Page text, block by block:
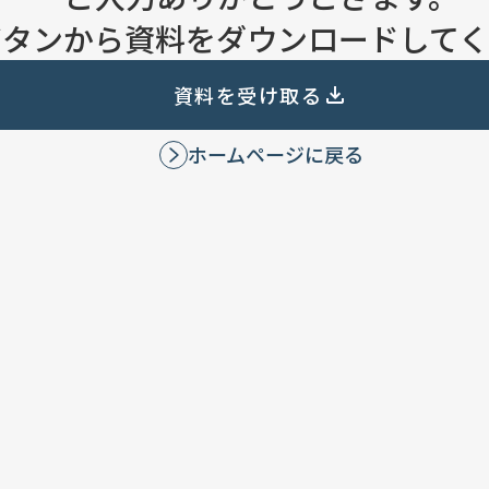
ンから資料をダウンロードしてく
資料を受け取る
ホームページに戻る